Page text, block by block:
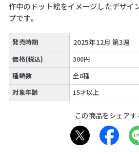
作中のドット絵をイメージしたデザイ
プです。
発売時期 2025年12月 第3週
価格(税込)
300円
種類数
全8種
対象年齢
15才以上
この商品をシェアす